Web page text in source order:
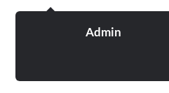
Admin